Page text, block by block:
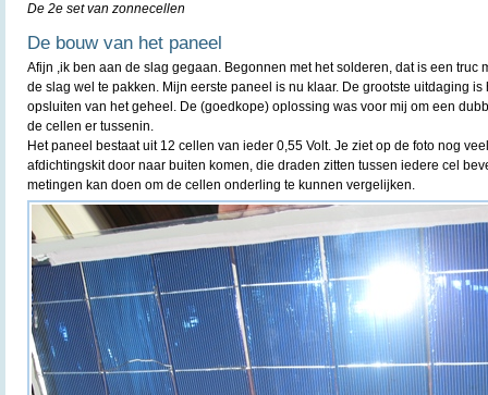
De 2e set van zonnecellen
De bouw van het paneel
Afijn ,ik ben aan de slag gegaan. Begonnen met het solderen, dat is een truc
de slag wel te pakken. Mijn eerste paneel is nu klaar. De grootste uitdaging
opsluiten van het geheel. De (goedkope) oplossing was voor mij om een
de cellen er tussenin.
Het paneel bestaat uit 12 cellen van ieder 0,55 Volt. Je ziet op de foto nog
afdichtingskit door naar buiten komen, die draden zitten tussen iedere cel
metingen kan doen om de cellen onderling te kunnen vergelijken.